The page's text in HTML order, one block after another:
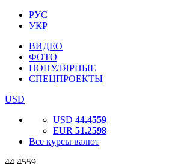
РУС
УКР
ВИДЕО
ФОТО
ПОПУЛЯРНЫЕ
СПЕЦПРОЕКТЫ
USD
USD 44.4559
EUR 51.2598
Все курсы валют
44.4559